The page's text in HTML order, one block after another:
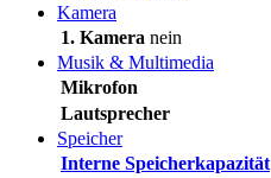
Kamera
1. Kamera nein
Musik & Multimedia
Mikrofon
Lautsprecher
Speicher
Interne Speicherkapazität